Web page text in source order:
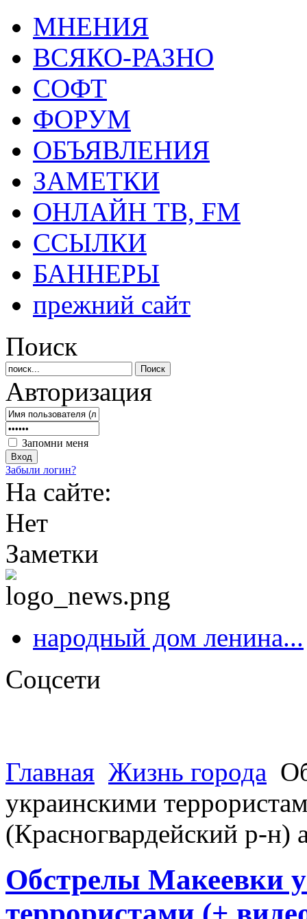
МНЕНИЯ
ВСЯКО-РАЗНО
СОФТ
ФОРУМ
ОБЪЯВЛЕНИЯ
ЗАМЕТКИ
ОНЛАЙН ТВ, FM
ССЫЛКИ
БАННЕРЫ
прежний сайт
Поиск
Авторизация
Запомни меня
Забыли логин?
На сайте:
Нет
Заметки
народный дом ленина...
Соцсети
Главная Жизнь города
украинскими
(Красногвардейский р-
Обстрелы Макеевки